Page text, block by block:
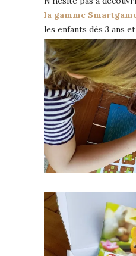
la gamme
les enfants dès 3 ans